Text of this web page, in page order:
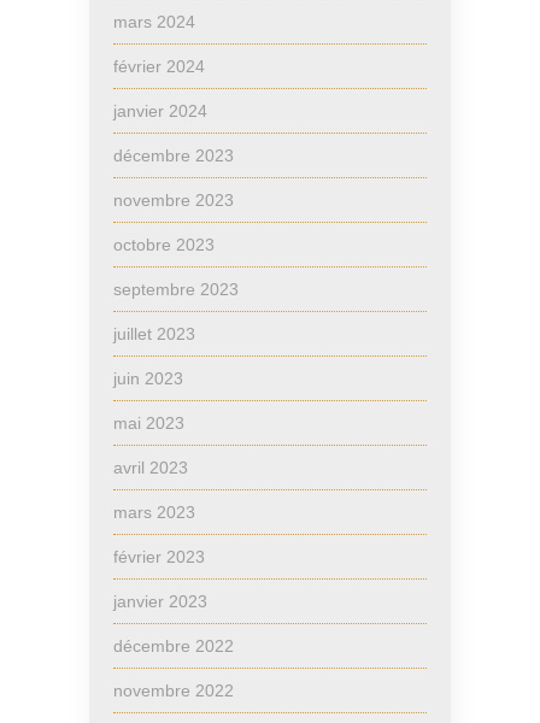
mars 2024
février 2024
janvier 2024
décembre 2023
novembre 2023
octobre 2023
septembre 2023
juillet 2023
juin 2023
mai 2023
avril 2023
mars 2023
février 2023
janvier 2023
décembre 2022
novembre 2022